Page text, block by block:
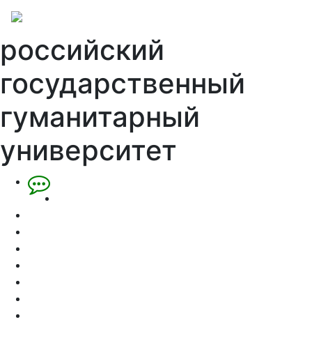
российский
государственный
гуманитарный
университет